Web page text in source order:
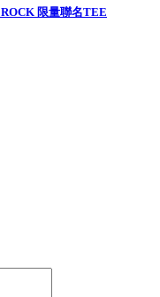
限量聯名TEE